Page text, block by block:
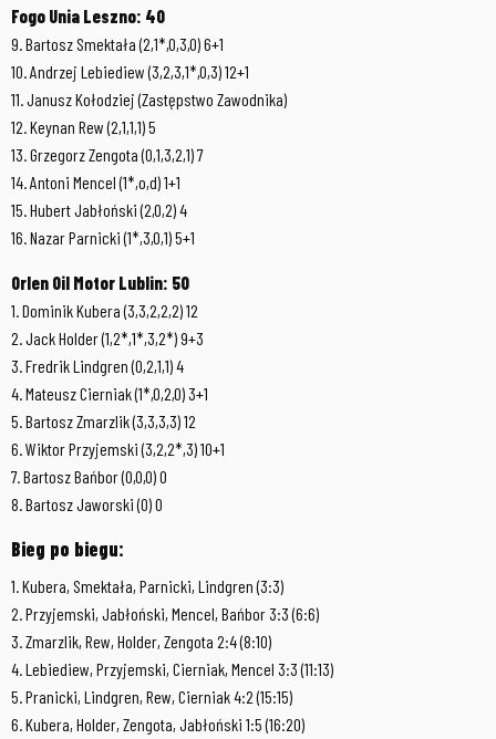
Fogo Unia Leszno: 40
9. Bartosz Smektała (2,1*,0,3,0) 6+1
10. Andrzej Lebiediew (3,2,3,1*,0,3) 12+1
11. Janusz Kołodziej (Zastępstwo Zawodnika)
12. Keynan Rew (2,1,1,1) 5
13. Grzegorz Zengota (0,1,3,2,1) 7
14. Antoni Mencel (1*,o,d) 1+1
15. Hubert Jabłoński (2,0,2) 4
16. Nazar Parnicki (1*,3,0,1) 5+1
Orlen Oil Motor Lublin: 50
1. Dominik Kubera (3,3,2,2,2) 12
2. Jack Holder (1,2*,1*,3,2*) 9+3
3. Fredrik Lindgren (0,2,1,1) 4
4. Mateusz Cierniak (1*,0,2,0) 3+1
5. Bartosz Zmarzlik (3,3,3,3) 12
6. Wiktor Przyjemski (3,2,2*,3) 10+1
7. Bartosz Bańbor (0,0,0) 0
8. Bartosz Jaworski (0) 0
Bieg po biegu:
1. Kubera, Smektała, Parnicki, Lindgren (3:3)
2. Przyjemski, Jabłoński, Mencel, Bańbor 3:3 (6:6)
3. Zmarzlik, Rew, Holder, Zengota 2:4 (8:10)
4. Lebiediew, Przyjemski, Cierniak, Mencel 3:3 (11:13)
5. Pranicki, Lindgren, Rew, Cierniak 4:2 (15:15)
6. Kubera, Holder, Zengota, Jabłoński 1:5 (16:20)